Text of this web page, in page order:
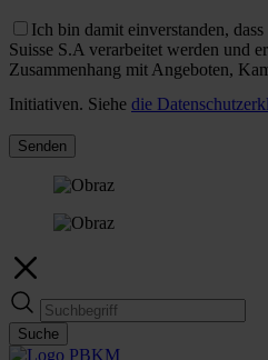
Ich bin damit einverstanden,
Suisse S.A verarbeitet werden und
Zusammenhang mit Angeboten,
Initiativen. Siehe die
Senden
Suche